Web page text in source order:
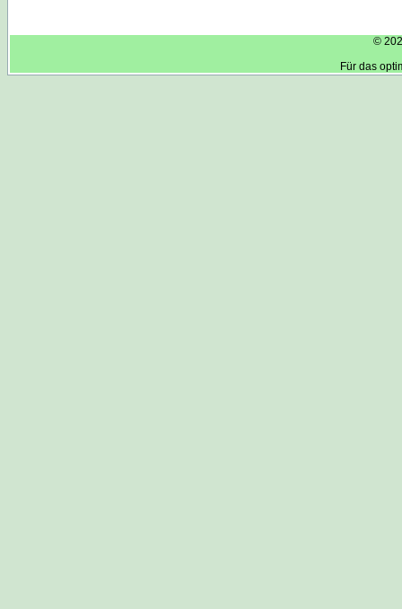
©
Für das